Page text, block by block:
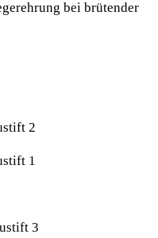
bei brütender
2
1
3